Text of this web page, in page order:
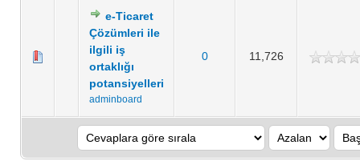
e-Ticaret
Çözümleri ile
ilgili iş
ortaklığı
potansiyelleri
adminboard
0 11,726